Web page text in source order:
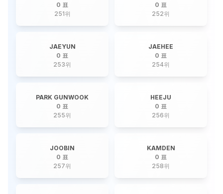
0 표
251위
0 표
252위
JAEYUN
0 표
253위
JAEHEE
0 표
254위
PARK GUNWOOK
0 표
255위
HEEJU
0 표
256위
JOOBIN
0 표
257위
KAMDEN
0 표
258위